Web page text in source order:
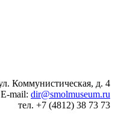
Коммунистическая, д. 4
E-mail: dir@smolmuseum.ru
тел. +7 (4812) 38 73 73